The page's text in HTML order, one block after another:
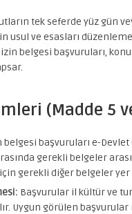
tek seferde yüz gün
usul ve esasları
belgesi başvuruları,
(Madde 5
belgesi başvuruları e-
gerekli belgeler
gerekli diğer belgeler yer
Başvurular il kültür ve
Uygun görülen